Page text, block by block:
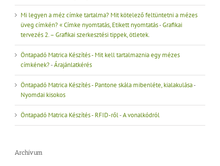
Mi legyen a méz címke tartalma? Mit kötelező feltüntetni a mézes
üveg címkén? « Címke nyomtatás, Etikett nyomtatás-Grafikai
tervezés 2. – Grafikai szerkesztési tippek, ötletek.
Öntapadó Matrica Készítés - Mit kell tartalmaznia egy mézes
címkének?-Árajánlatkérés
Öntapadó Matrica Készítés - Pantone skála mibenléte, kialakulása-
Nyomdai kisokos
Öntapadó Matrica Készítés - RFID-ről-A vonalkódról
Archívum